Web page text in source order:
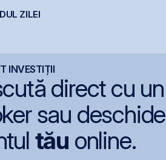
ZILEI
listarea
INVESTIȚII
direct cu un
sau deschide
tău online.